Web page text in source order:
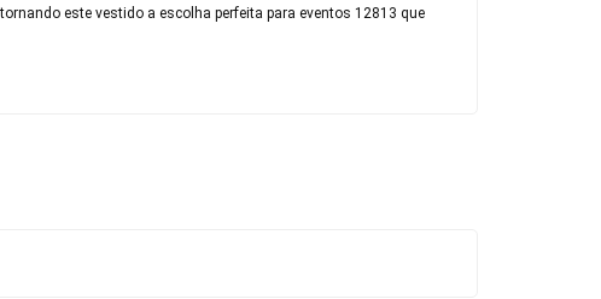
este vestido a escolha perfeita para eventos 12813 que